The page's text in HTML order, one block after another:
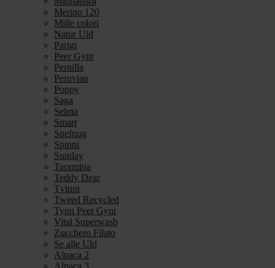
Merino 120
Mille colori
Natur Uld
Parigi
Peer Gynt
Pernilla
Peruvian
Poppy
Saga
Selma
Smart
Snefnug
Spinni
Sunday
Taormina
Teddy Dear
Tvinni
Tweed Recycled
Tynn Peer Gynt
Vital Superwash
Zucchero Filato
Se alle Uld
Alpaca 2
Alpaca 3